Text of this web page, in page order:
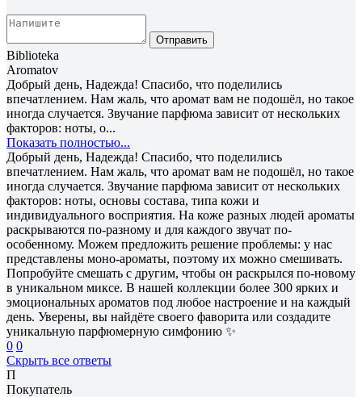
Отправить
Biblioteka
Aromatov
Добрый день, Надежда! Спасибо, что поделились
впечатлением. Нам жаль, что аромат вам не подошёл, но такое
иногда случается. Звучание парфюма зависит от нескольких
факторов: ноты, о...
Показать полностью...
Добрый день, Надежда! Спасибо, что поделились
впечатлением. Нам жаль, что аромат вам не подошёл, но такое
иногда случается. Звучание парфюма зависит от нескольких
факторов: ноты, основы состава, типа кожи и
индивидуального восприятия. На коже разных людей ароматы
раскрываются по-разному и для каждого звучат по-
особенному. Можем предложить решение проблемы: у нас
представлены моно-ароматы, поэтому их можно смешивать.
Попробуйте смешать с другим, чтобы он раскрылся по-новому
в уникальном миксе. В нашей коллекции более 300 ярких и
эмоциональных ароматов под любое настроение и на каждый
день. Уверены, вы найдёте своего фаворита или создадите
уникальную парфюмерную симфонию ✨
0 0
Скрыть все ответы
П
Покупатель